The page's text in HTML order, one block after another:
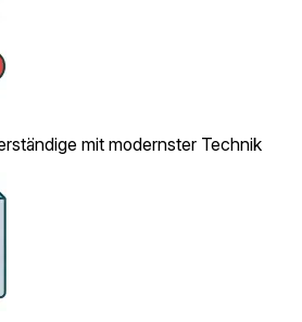
mit modernster Technik